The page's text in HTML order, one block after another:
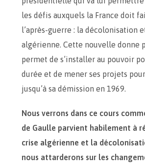
les défis auxquels la France doit
l’après-guerre : la décolonisation
algérienne. Cette nouvelle donne
permet de s’installer au pouvoir
durée et de mener ses projets
jusqu’à sa démission en 1969.
Nous verrons dans ce cours
de Gaulle parvient habilement à
crise algérienne et la
nous attarderons sur les